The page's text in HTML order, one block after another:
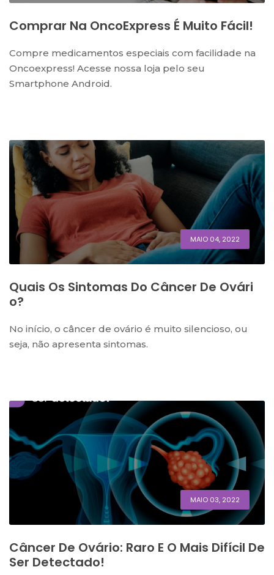
Comprar Na OncoExpress É Muito Fácil!
Compre medicamentos especiais com facilidade na
Oncoexpress! Acesse nossa loja pelo seu
Smartphone Android.
MAIO 04, 2022
Quais Os Sintomas Do Câncer De Ovári
O?
No início, o câncer de ovário é muito silencioso, ou
seja, não apresenta sintomas.
MAIO 03, 2022
Câncer De Ovário: Raro E O Mais Difícil De
Ser Detectado!